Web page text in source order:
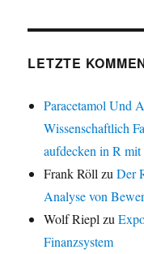
LETZTE
Paracetamol Und
Wissenschaftlich
aufdecken in R mit
Frank Röll zuDer
Analyse von
Wolf Riepl zu
Finanzsystem